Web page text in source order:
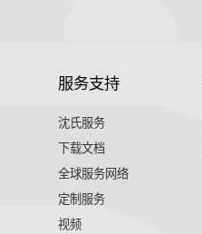
服务支持
沈氏服务
下载文档
全球服务网络
定制服务
视频